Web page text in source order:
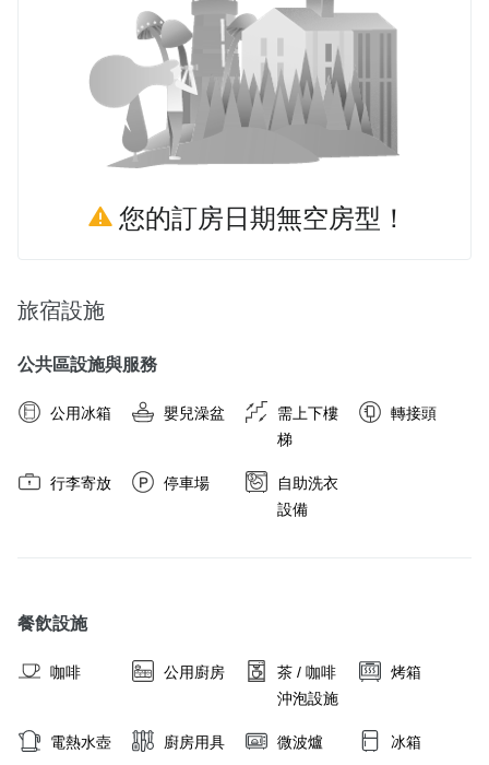
您的訂房日期無空房型！
旅宿設施
公共區設施與服務
公用冰箱 嬰兒澡盆
需上下樓
梯
轉接頭
行李寄放 停車場
自助洗衣
設備
餐飲設施
咖啡 公用廚房
茶 / 咖啡
沖泡設施
烤箱
電熱水壺 廚房用具 微波爐 冰箱